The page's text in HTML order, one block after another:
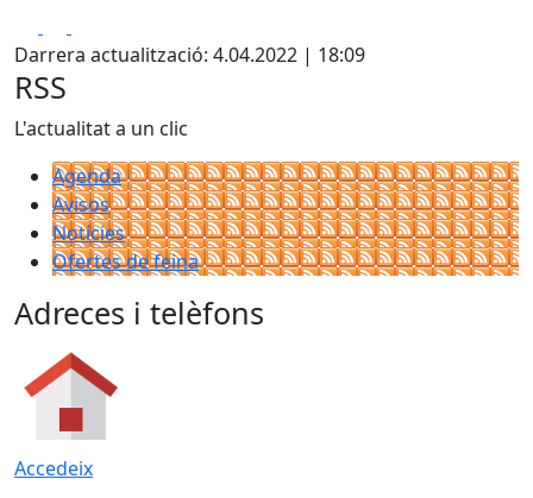
Darrera actualització: 4.04.2022 | 18:09
RSS
L'actualitat a un clic
Agenda
Avisos
Notícies
Ofertes de feina
Adreces i telèfons
Accedeix